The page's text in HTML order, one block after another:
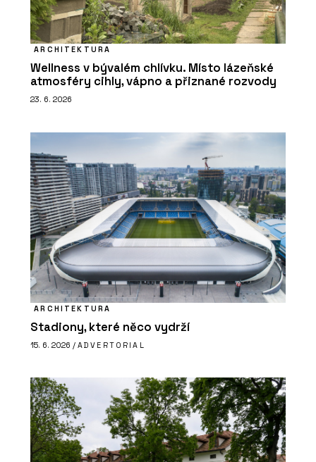
ARCHITEKTURA
Wellness v bývalém chlívku. Místo lázeňské
atmosféry cihly, vápno a přiznané rozvody
23. 6. 2026
ARCHITEKTURA
Stadiony, které něco vydrží
15. 6. 2026 / ADVERTORIAL